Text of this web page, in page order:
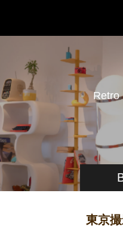
Retro
東京